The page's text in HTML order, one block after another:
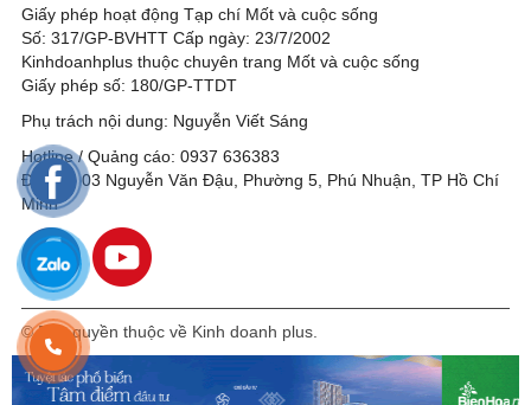
Giấy phép hoạt động Tạp chí Mốt và cuộc sống
Số: 317/GP-BVHTT Cấp ngày: 23/7/2002
Kinhdoanhplus thuộc chuyên trang Mốt và cuộc sống
Giấy phép số: 180/GP-TTDT
Phụ trách nội dung: Nguyễn Viết Sáng
Hotline / Quảng cáo: 0937 636383
Địa chỉ: 03 Nguyễn Văn Đậu, Phường 5, Phú Nhuận, TP Hồ Chí
Minh
© Bản quyền thuộc về Kinh doanh plus.